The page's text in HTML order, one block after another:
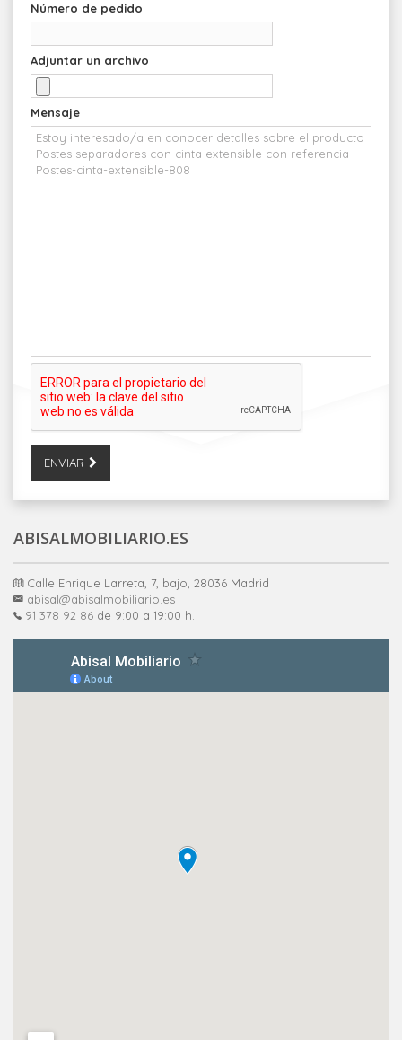
Número de pedido
Adjuntar un archivo
Mensaje
ENVIAR
ABISALMOBILIARIO.ES
Calle Enrique Larreta, 7, bajo, 28036 Madrid
abisal@abisalmobiliario.es
91 378 92 86 de 9:00 a 19:00 h.